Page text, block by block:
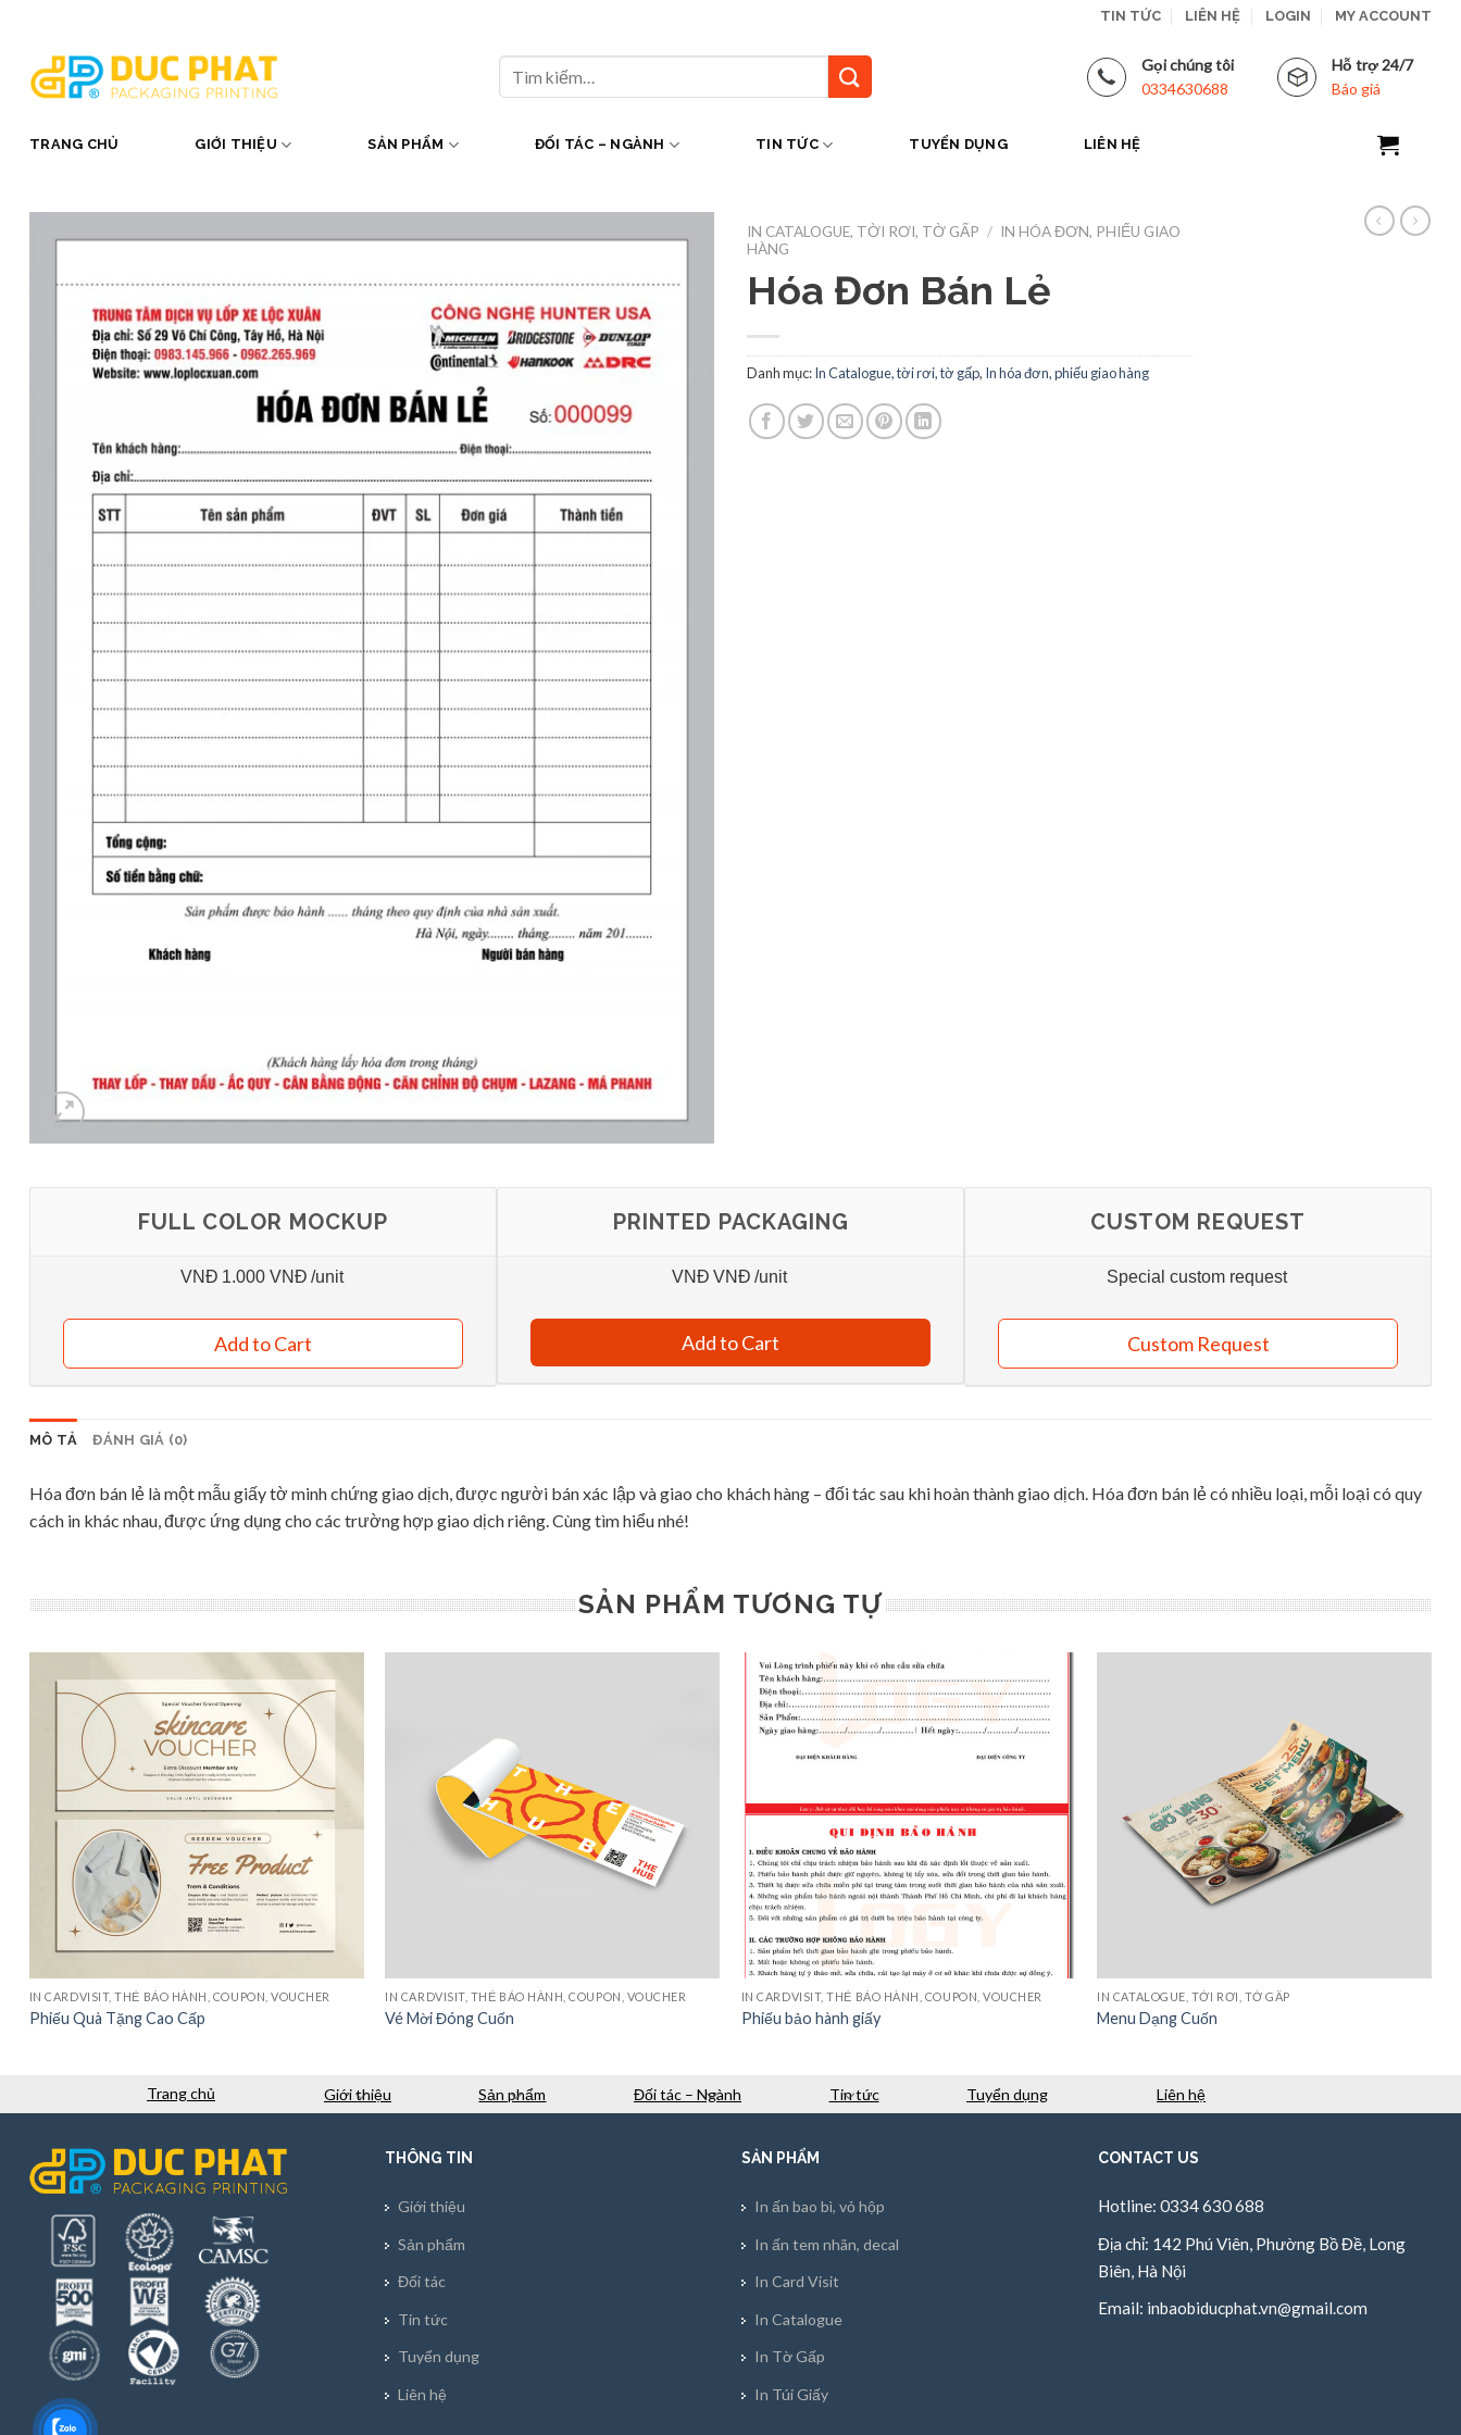
content
TIN TỨC LIÊN HỆ LOGIN MY ACCOUNT
kiếm:
Gọi chúng tôi
0334630688
Hỗ trợ 24/7
Báo giá
TRANG CHỦ GIỚI THIỆU SẢN PHẨM ĐỐI TÁC – NGÀNH TIN TỨC TUYỂN DỤNG LIÊN HỆ
IN CATALOGUE, TỜI RƠI, TỜ GẤP / IN HÓA ĐƠN, PHIẾU GIAO
HÀNG
Hóa Đơn Bán Lẻ
Danh mục:In Catalogue, tời rơi, tờ gấp, In hóa đơn, phiếu giao hàng
FULL COLOR MOCKUP
VNĐ 1.000 VNĐ /unit
Add to Cart
PRINTED PACKAGING
VNĐ VNĐ /unit
Add to Cart
CUSTOM REQUEST
Special custom request
Custom Request
MÔ TẢ ĐÁNH GIÁ (0)
Hóa đơn bán lẻ là một mẫu giấy tờ minh chứng giao dịch, được người bán xác lập và giao cho khách hàng – đối tác sau khi hoàn thành giao dịch. Hóa đơn bán lẻ có nhiều loại, mỗi loại có quy
cách in khác nhau, được ứng dụng cho các trường hợp giao dịch riêng. Cùng tìm hiểu nhé!
SẢN PHẨM TƯƠNG TỰ
IN CARDVISIT, THẺ BẢO HÀNH, COUPON, VOUCHER
Phiếu Quà Tặng Cao Cấp
IN CARDVISIT, THẺ BẢO HÀNH, COUPON, VOUCHER
Vé Mời Đóng Cuốn
IN CARDVISIT, THẺ BẢO HÀNH, COUPON, VOUCHER
Phiếu bảo hành giấy
IN CATALOGUE, TỜI RƠI, TỜ GẤP
Menu Dạng Cuốn
Trang chủ Giới thiệu Sản phẩm Đối tác – Ngành Tin tức Tuyển dụng Liên hệ
THÔNG TIN
Giới thiệu
Sản phẩm
Đối tác
Tin tức
Tuyển dụng
Liên hệ
SẢN PHẨM
In ấn bao bì, vỏ hộp
In ấn tem nhãn, decal
In Card Visit
In Catalogue
In Tờ Gấp
In Túi Giấy
CONTACT US
Hotline: 0334 630 688
Địa chỉ: 142 Phú Viên, Phường Bồ Đề, Long
Biên, Hà Nội
Email: inbaobiducphat.vn@gmail.com